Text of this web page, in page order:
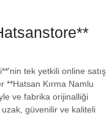
tek yetkili online satış
**Hatsan Kırma Namlu
ve fabrika orijinalliği
güvenilir ve kaliteli